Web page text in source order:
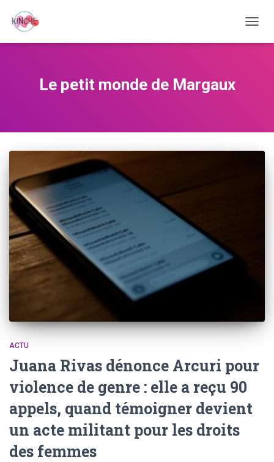
LA
Le petit monde de Margaux
ACTU
Juana Rivas dénonce Arcuri pour
violence de genre : elle a reçu 90
appels, quand témoigner devient
un acte militant pour les droits
des femmes